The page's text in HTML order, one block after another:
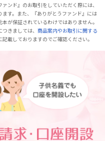
ンド』のお取引をしていただく際には、
す。また、『ありがとうファンド』には
が保証されているわけではありません。
つきましては、商品案内やお取引に関する
載しておりますのでご確認ください。